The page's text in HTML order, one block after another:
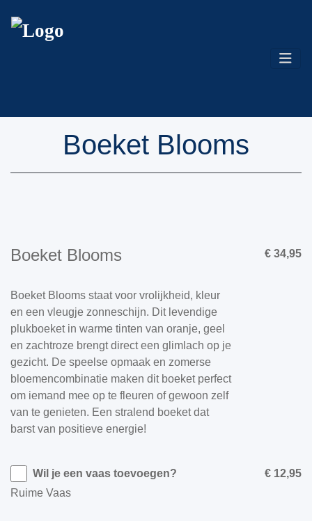
Boeket Blooms
Boeket Blooms
Boeket Blooms staat voor vrolijkheid, kleur
en een vleugje zonneschijn. Dit levendige
plukboeket in warme tinten van oranje, geel
en zachtroze brengt direct een glimlach op je
gezicht. De speelse opmaak en zomerse
bloemencombinatie maken dit boeket perfect
om iemand mee op te fleuren of gewoon zelf
van te genieten. Een stralend boeket dat
barst van positieve energie!
€ 34,95
Wil je een vaas toevoegen?
Ruime Vaas
€ 12,95